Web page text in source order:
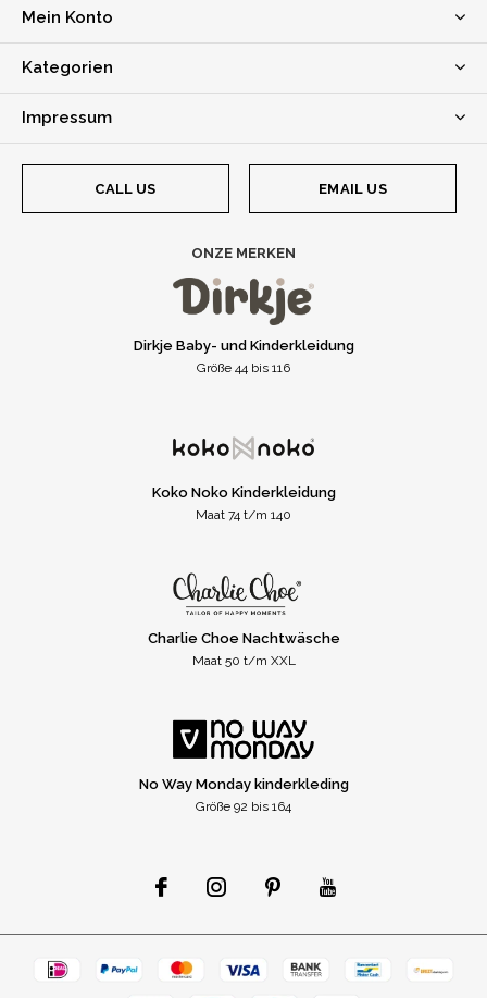
Mein Konto
Kategorien
Impressum
CALL US EMAIL US
ONZE MERKEN
Dirkje Baby- und Kinderkleidung
Größe 44 bis 116
Koko Noko Kinderkleidung
Maat 74 t/m 140
Charlie Choe Nachtwäsche
Maat 50 t/m XXL
No Way Monday kinderkleding
Größe 92 bis 164